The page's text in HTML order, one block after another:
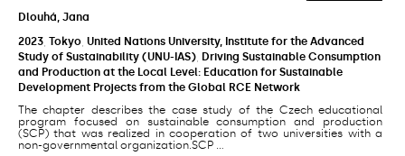
Dlouhá, Jana
2023 Tokyo United Nations University, Institute for the Advanced
Study of Sustainability (UNU-IAS) Driving Sustainable Consumption
and Production at the Local Level: Education for Sustainable
Development Projects from the Global RCE Network
The chapter describes the case study of the Czech educational
program focused on sustainable consumption and production
(SCP) that was realized in cooperation of two universities with a
non-governmental organization.SCP ...